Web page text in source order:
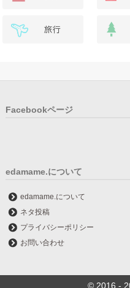
Facebookページ
edamame.について
edamame.について
ネタ投稿
プライバシーポリシー
お問い合わせ
© 2016 -